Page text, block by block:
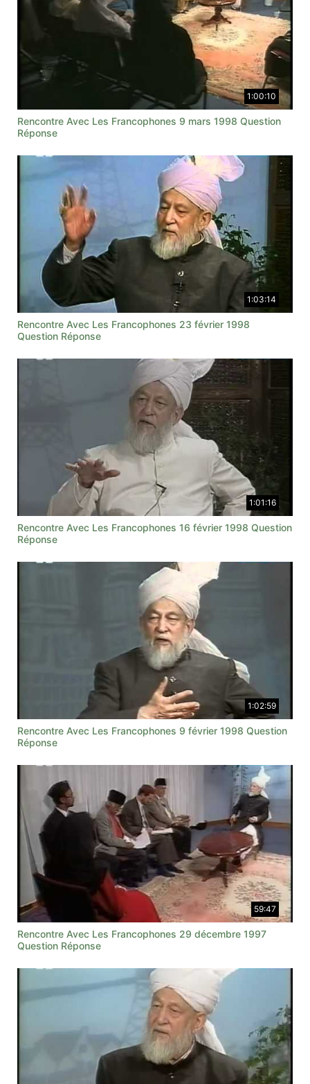
1:00:10
Rencontre Avec Les Francophones 9 mars 1998 Question
Réponse
1:03:14
Rencontre Avec Les Francophones 23 février 1998
Question Réponse
1:01:16
Rencontre Avec Les Francophones 16 février 1998 Question
Réponse
1:02:59
Rencontre Avec Les Francophones 9 février 1998 Question
Réponse
59:47
Rencontre Avec Les Francophones 29 décembre 1997
Question Réponse